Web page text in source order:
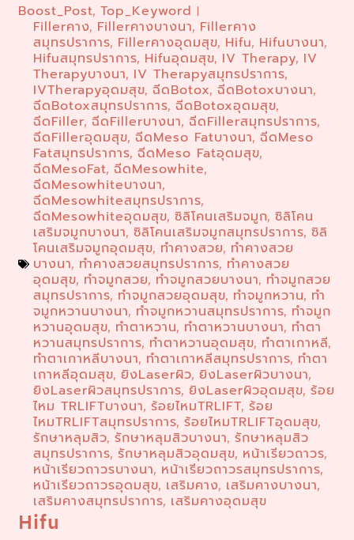
Boost_Post,Top_Keyword
Fillerคาง, Fillerคางบางนา, Fillerคาง
สมุทรปราการ, Fillerคางอุดมสุข, Hifu, Hifuบางนา,
Hifuสมุทรปราการ, Hifuอุดมสุข, IV Therapy, IV
Therapyบางนา, IV Therapyสมุทรปราการ,
IVTherapyอุดมสุข,ฉีดBotox,ฉีดBotoxบางนา,
ฉีดBotoxสมุทรปราการ,ฉีดBotoxอุดมสุข,
ฉีดFiller,ฉีดFillerบางนา,ฉีดFillerสมุทรปราการ,
ฉีดFillerอุดมสุข,ฉีดMeso Fatบางนา,ฉีดMeso
Fatสมุทรปราการ,ฉีดMeso Fatอุดมสุข,
ฉีดMesoFat,ฉีดMesowhite,
ฉีดMesowhiteบางนา,
ฉีดMesowhiteสมุทรปราการ,
ฉีดMesowhiteอุดมสุข,ซิลิโคนเสริมจมูก,ซิลิโคน
เสริมจมูกบางนา,ซิลิโคนเสริมจมูกสมุทรปราการ,ซิลิ
โคนเสริมจมูกอุดมสุข, ทำคางสวย, ทำคางสวย
บางนา, ทำคางสวยสมุทรปราการ, ทำคางสวย
อุดมสุข, ทำจมูกสวย, ทำจมูกสวยบางนา, ทำจมูกสวย
สมุทรปราการ, ทำจมูกสวยอุดมสุข, ทำจมูกหวาน, ทำ
จมูกหวานบางนา, ทำจมูกหวานสมุทรปราการ, ทำจมูก
หวานอุดมสุข, ทำตาหวาน, ทำตาหวานบางนา, ทำตา
หวานสมุทรปราการ, ทำตาหวานอุดมสุข, ทำตาเกาหลี,
ทำตาเกาหลีบางนา, ทำตาเกาหลีสมุทรปราการ, ทำตา
เกาหลีอุดมสุข,ยิงLaserผิว,ยิงLaserผิวบางนา,
ยิงLaserผิวสมุทรปราการ,ยิงLaserผิวอุดมสุข,ร้อย
ไหม TRLIFTบางนา,ร้อยไหมTRLIFT,ร้อย
ไหมTRLIFTสมุทรปราการ,ร้อยไหมTRLIFTอุดมสุข,
รักษาหลุมสิว,รักษาหลุมสิวบางนา,รักษาหลุมสิว
สมุทรปราการ,รักษาหลุมสิวอุดมสุข, หน้าเรียวถาวร,
หน้าเรียวถาวรบางนา, หน้าเรียวถาวรสมุทรปราการ,
หน้าเรียวถาวรอุดมสุข, เสริมคาง, เสริมคางบางนา,
เสริมคางสมุทรปราการ, เสริมคางอุดมสุข
Hifu